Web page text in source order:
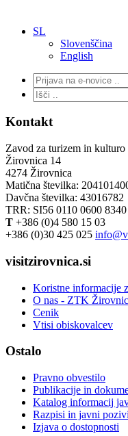
SL
Slovenščina
English
Kontakt
Zavod za turizem in
Žirovnica 14
4274 Žirovnica
Matična številka:
Davčna številka: 43016782
TRR: SI56 0110 0600
T +386 (0)4 580 15 03
+386 (0)30 425 025
visitzirovnica.si
Koristne informacije
O nas - ZTK
Cenik
Vtisi obiskovalcev
Ostalo
Pravno obvestilo
Publikacije in
Katalog informacij
Razpisi in javni pozivi
Izjava o dostopnosti